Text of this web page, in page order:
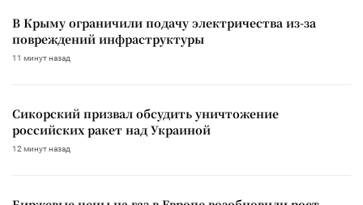
В Крыму ограничили подачу электричества из-за
повреждений инфраструктуры
11 минут назад
Сикорский призвал обсудить уничтожение
российских ракет над Украиной
12 минут назад